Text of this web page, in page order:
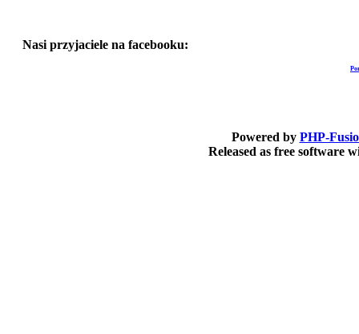
Nasi przyjaciele na facebooku:
Powered by PHP-
Released as free software